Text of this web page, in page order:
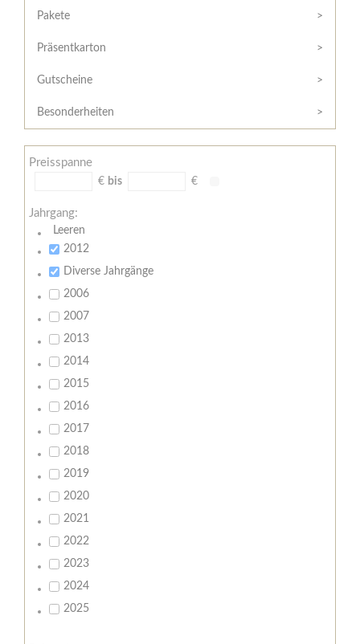
/
Widerrufsformular
AGB
und
Zahlungsbedingungen
Meine
Bestellung
Pakete
Präsentkarton
Gutscheine
Besonderheiten
Preisspanne
€ bis €
Jahrgang:
Leeren
2012
Diverse Jahrgänge
2006
2007
2013
2014
2015
2016
2017
2018
2019
2020
2021
2022
2023
2024
2025